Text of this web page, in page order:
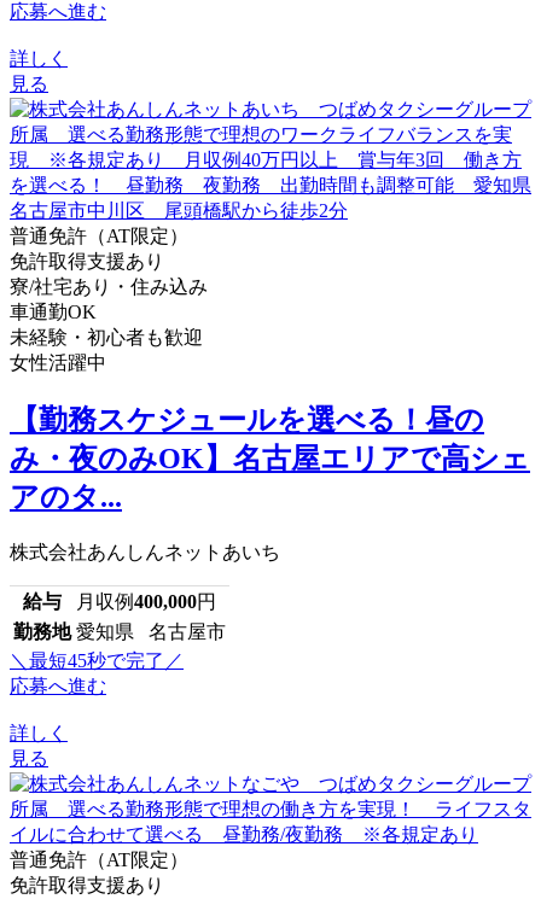
応募へ進む
詳しく
見る
普通免許（AT限定）
免許取得支援あり
寮/社宅あり・住み込み
車通勤OK
未経験・初心者も歓迎
女性活躍中
【勤務スケジュールを選べる！昼の
み・夜のみOK】名古屋エリアで高シェ
アのタ...
株式会社あんしんネットあいち
給与 月収例400,000円
勤務地 愛知県 名古屋市
＼最短45秒で完了／
応募へ進む
詳しく
見る
普通免許（AT限定）
免許取得支援あり